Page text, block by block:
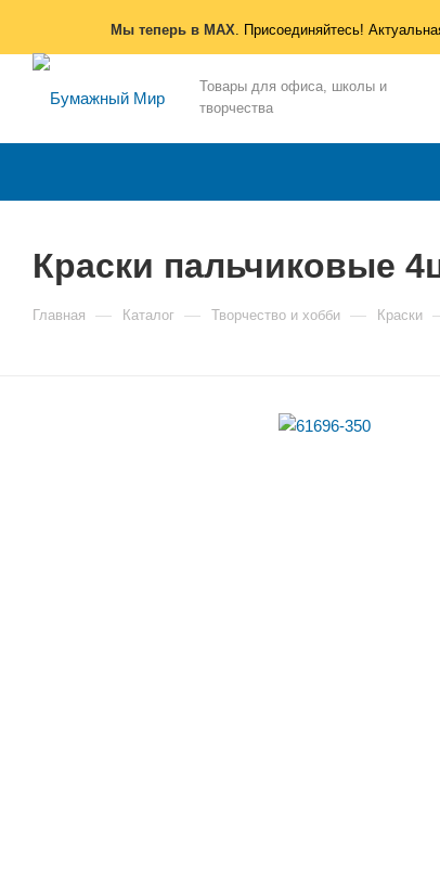
Мы теперь в MAX. Присоединяйтесь!
Товары для офиса, школы и
творчества
Краски пальчиковые
Главная — Каталог — Творчество и хобби — Краски